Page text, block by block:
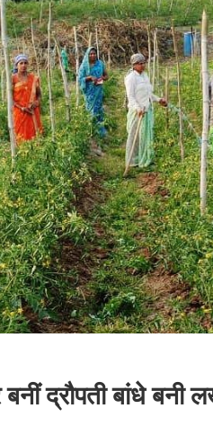
द्रौपती बांधे बनी